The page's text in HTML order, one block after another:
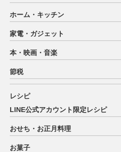
ホーム・キッチン
家電・ガジェット
本・映画・音楽
節税
レシピ
LINE公式アカウント限定レシピ
おせち・お正月料理
お菓子